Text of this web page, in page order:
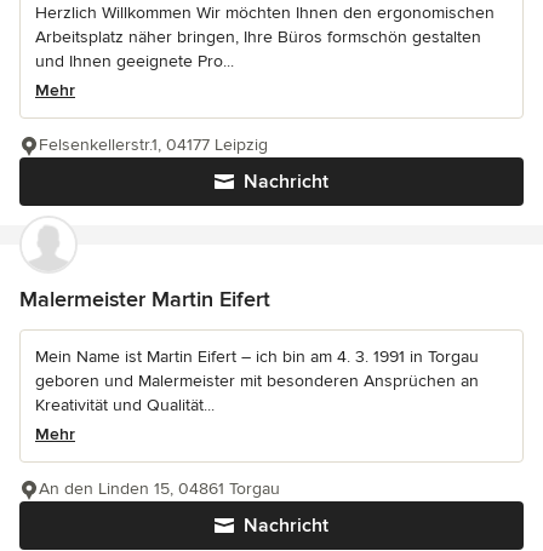
Herzlich Willkommen Wir möchten Ihnen den ergonomischen
Arbeitsplatz näher bringen, Ihre Büros formschön gestalten
und Ihnen geeignete Pro...
Mehr
Nachricht
Felsenkellerstr.1, 04177 Leipzig
Malermeister Martin Eifert
Mein Name ist Martin Eifert – ich bin am 4. 3. 1991 in Torgau
geboren und Malermeister mit besonderen Ansprüchen an
Kreativität und Qualität...
Mehr
Nachricht
An den Linden 15, 04861 Torgau